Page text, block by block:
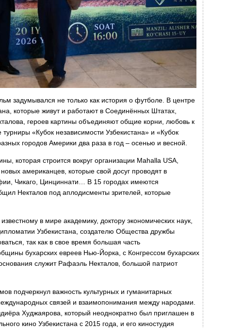
задумывался не только как история о футболе. В центре
которые живут и работают в Соединённых Штатах,
героев картины объединяют общие корни, любовь к
«Кубок независимости Узбекистана» и «Кубок
городов Америки два раза в год – осенью и весной.
которая строится вокруг организации Mahalla USA,
американцев, которые свой досуг проводят в
Чикаго, Цинциннати… В 15 городах имеются
Некталов под аплодисменты зрителей, которые
в мире академику, доктору экономических наук,
Узбекистана, создателю Общества дружбы
так как в свое время большая часть
бухарских евреев Нью-Йорка, с Конгрессом бухарских
служит Рафаэль Некталов, большой патриот
подчеркнул важность культурных и гуманитарных
связей и взаимопонимания между народами.
Худжаярова, который неоднократно был приглашен в
кино Узбекистана с 2015 года, и его киностудия